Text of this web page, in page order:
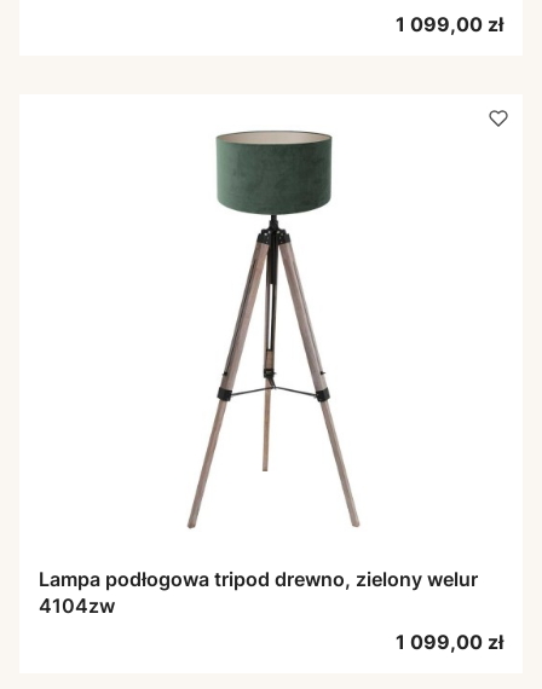
Cena
1 099,00 zł
Lampa podłogowa tripod drewno, zielony welur
4104zw
Cena
1 099,00 zł